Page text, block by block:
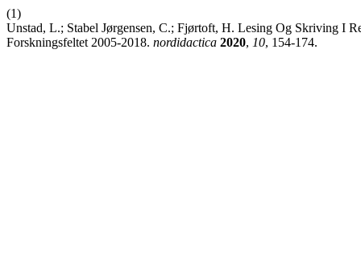
(1)
Unstad, L.; Stabel Jørgensen, C.; Fjørtoft, H. Lesing Og Skriving I
Forskningsfeltet 2005-2018. nordidactica 2020, 10, 154-174.